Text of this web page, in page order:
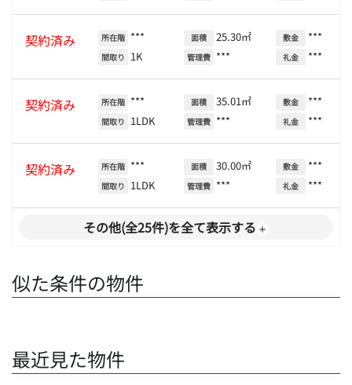
契約済み 所在階 ***
間取り 1K
面積 25.30㎡
管理費 ***
敷金 ***
礼金 ***
契約済み 所在階 ***
間取り 1LDK
面積 35.01㎡
管理費 ***
敷金 ***
礼金 ***
契約済み 所在階 ***
間取り 1LDK
面積 30.00㎡
管理費 ***
敷金 ***
礼金 ***
その他(全25件)を全て表示する
似た条件の物件
最近見た物件